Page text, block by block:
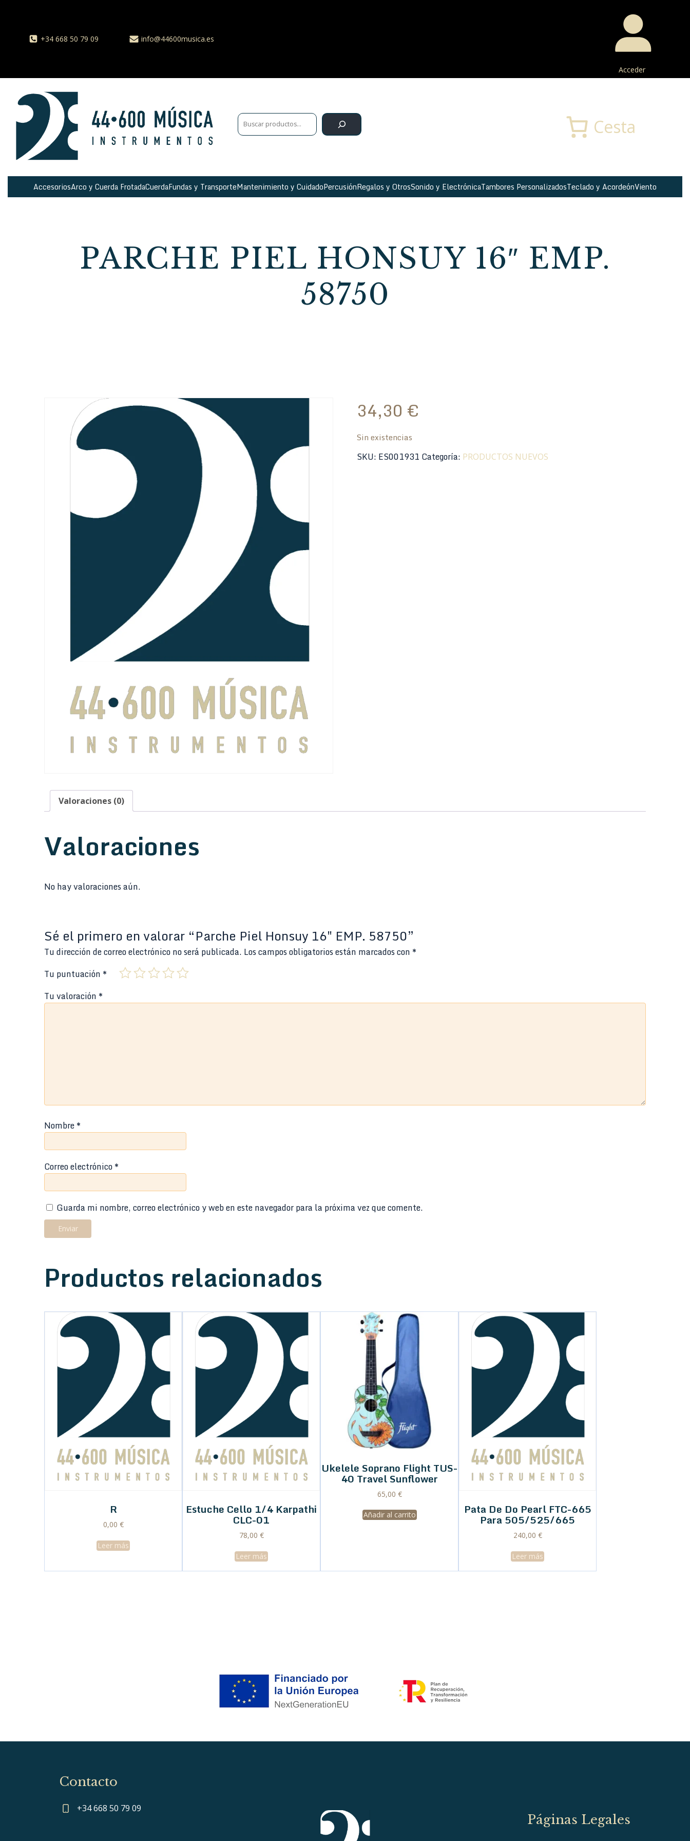
+34 668 50 79 09 info@44600musica.es
Acceder
Cesta
AccesoriosArco y Cuerda FrotadaCuerdaFundas y TransporteMantenimiento y CuidadoPercusiónRegalos y OtrosSonido y ElectrónicaTambores PersonalizadosTeclado y AcordeónViento
PARCHE PIEL HONSUY 16″ EMP.
58750
34,30 €
Sin existencias
SKU: ES001931 Categoría: PRODUCTOS NUEVOS
Valoraciones (0)
Valoraciones
No hay valoraciones aún.
Sé el primero en valorar “Parche Piel Honsuy 16″ EMP. 58750”
Tu dirección de correo electrónico no será publicada. Los campos obligatorios están marcados con *
Tu puntuación *
Tu valoración *
Nombre*
Correo electrónico*
Guarda mi nombre, correo electrónico y web en este navegador para la próxima vez que comente.
Productos relacionados
R
0,00 €
Leer más
Estuche Cello 1/4 Karpathi
CLC-01
78,00 €
Leer más
Ukelele Soprano Flight TUS-
40 Travel Sunflower
65,00 €
Añadir al carrito Pata De Do Pearl FTC-665
Para 505/525/665
240,00 €
Leer más
Contacto
+34 668 50 79 09
Páginas Legales